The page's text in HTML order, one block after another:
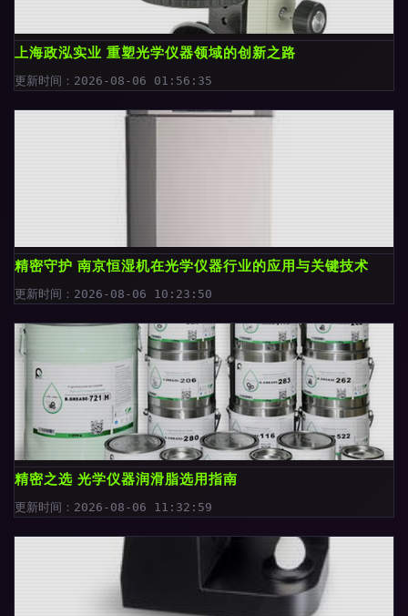
上海政泓实业 重塑光学仪器领域的创新之路
更新时间：2026-08-06 01:56:35
精密守护 南京恒湿机在光学仪器行业的应用与关键技术
更新时间：2026-08-06 10:23:50
精密之选 光学仪器润滑脂选用指南
更新时间：2026-08-06 11:32:59